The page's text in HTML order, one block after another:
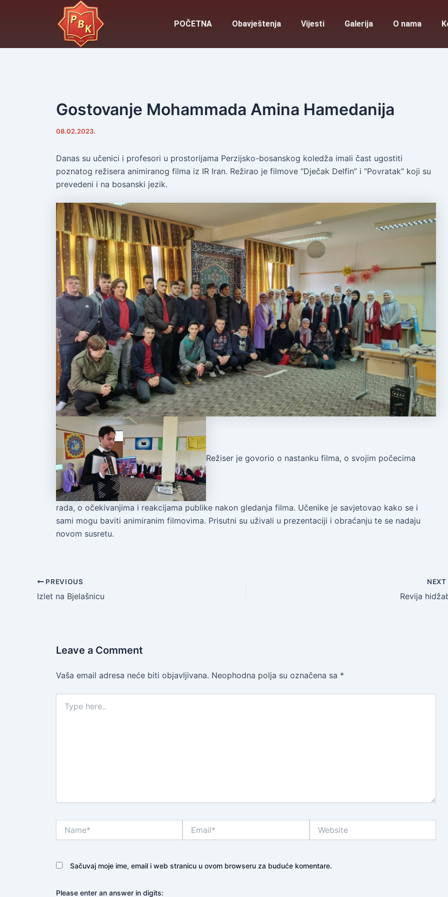
POČETNA Obavještenja Vijesti Galerija O nama
Gostovanje Mohammada Amina Hamedanija
08.02.2023.
Danas su učenici i profesori u prostorijama Perzijsko-bosanskog koledža imali čast ugostiti
poznatog režisera animiranog filma iz IR Iran. Režirao je filmove “Dječak Delfin” i “Povratak” koji su
prevedeni i na bosanski jezik.
Režiser je govorio o nastanku filma, o svojim počecima
rada, o očekivanjima i reakcijama publike nakon gledanja filma. Učenike je savjetovao kako se i
sami mogu baviti animiranim filmovima. Prisutni su uživali u prezentaciji i obraćanju te se nadaju
novom susretu.
navigation
PREVIOUS
Izlet na Bjelašnicu
NEXT
Revija
Leave a Comment
Vaša email adresa neće biti objavljivana. Neophodna polja su označena sa *
here..
Sačuvaj moje ime, email i web stranicu u ovom browseru za buduće komentare.
Please enter an answer in digits: